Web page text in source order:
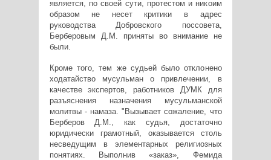
является, по своей сути, протестом и никоим
образом не несет критики в адрес
руководства Добровского поссовета,
Берберовым Д.М. приняты во внимание не
были.
Кроме того, тем же судьей было отклонено
ходатайство мусульман о привлечении, в
качестве экспертов, работников ДУМК для
разъяснения назначения мусульманской
молитвы - намаза. "Вызывает сожаление, что
Берберов Д.М., как судья, достаточно
юридически грамотный, оказывается столь
несведущим в элементарных религиозных
понятиях. Выполнив «заказ», Фемида